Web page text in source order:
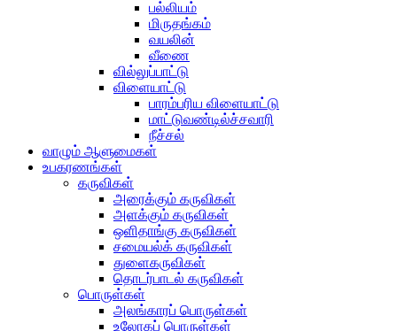
பல்லியம்
மிருதங்கம்
வயலின்
வீணை
வில்லுப்பாட்டு
விளையாட்டு
பாரம்பரிய விளையாட்டு
மாட்டுவண்டில்ச்சவாரி
நீச்சல்
வாழும் ஆளுமைகள்
உபகரணங்கள்
கருவிகள்
அரைக்கும் கருவிகள்
அளக்கும் கருவிகள்
ஒளிதாங்கு கருவிகள்
சமையல்க் கருவிகள்
துளைகருவிகள்
தொடர்பாடல் கருவிகள்
பொருள்கள்
அலங்காரப் பொருள்கள்
உலோகப் பொருள்கள்